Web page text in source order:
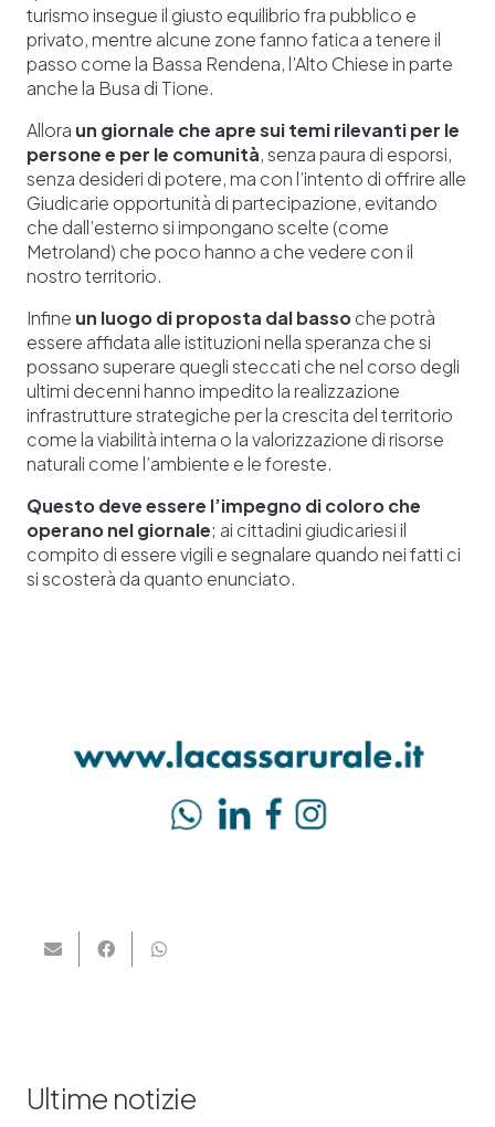
turismo insegue il giusto equilibrio fra pubblico e
privato, mentre alcune zone fanno fatica a tenere il
passo come la Bassa Rendena, l’Alto Chiese in parte
anche la Busa di Tione.
Allora un giornale che apre sui temi rilevanti per le
persone e per le comunità, senza paura di esporsi,
senza desideri di potere, ma con l’intento di offrire alle
Giudicarie opportunità di partecipazione, evitando
che dall’esterno si impongano scelte (come
Metroland) che poco hanno a che vedere con il
nostro territorio.
Infine un luogo di proposta dal bassoche potrà
essere affidata alle istituzioni nella speranza che si
possano superare quegli steccati che nel corso degli
ultimi decenni hanno impedito la realizzazione
infrastrutture strategiche per la crescita del territorio
come la viabilità interna o la valorizzazione di risorse
naturali come l’ambiente e le foreste.
Questo deve essere l’impegno di coloro che
operano nel giornale; ai cittadini giudicariesi il
compito di essere vigili e segnalare quando nei fatti ci
si scosterà da quanto enunciato.
Ultime notizie